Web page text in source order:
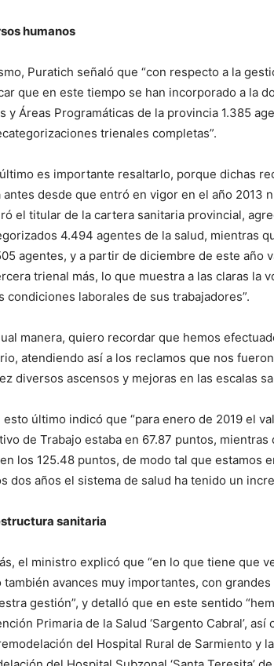
humanos
Puratich señaló que “con respecto a la
que en este tiempo se han incorporado a la
y Áreas Programáticas de la provincia 1.385
trienales completas”.
es importante resaltarlo, porque dichas
antes desde que entró en vigor en el año 2013
el titular de la cartera sanitaria provincial,
4.494 agentes de la salud, mientras
agentes, y a partir de diciembre de este año
trienal más, lo que muestra a las claras la
condiciones laborales de sus trabajadores”.
manera, quiero recordar que hemos
atendiendo así a los reclamos que nos
diversos ascensos y mejoras en las escalas
esto último indicó que “para enero de 2019 el
de Trabajo estaba en 67.87 puntos,
los 125.48 puntos, de modo tal que estamos
dos años el sistema de salud ha tenido un
sanitaria
el ministro explicó que “en lo que tiene que
también avances muy importantes, con
gestión”, y detalló que en este sentido
Primaria de la Salud ‘Sargento Cabral’,
del Hospital Rural de Sarmiento y